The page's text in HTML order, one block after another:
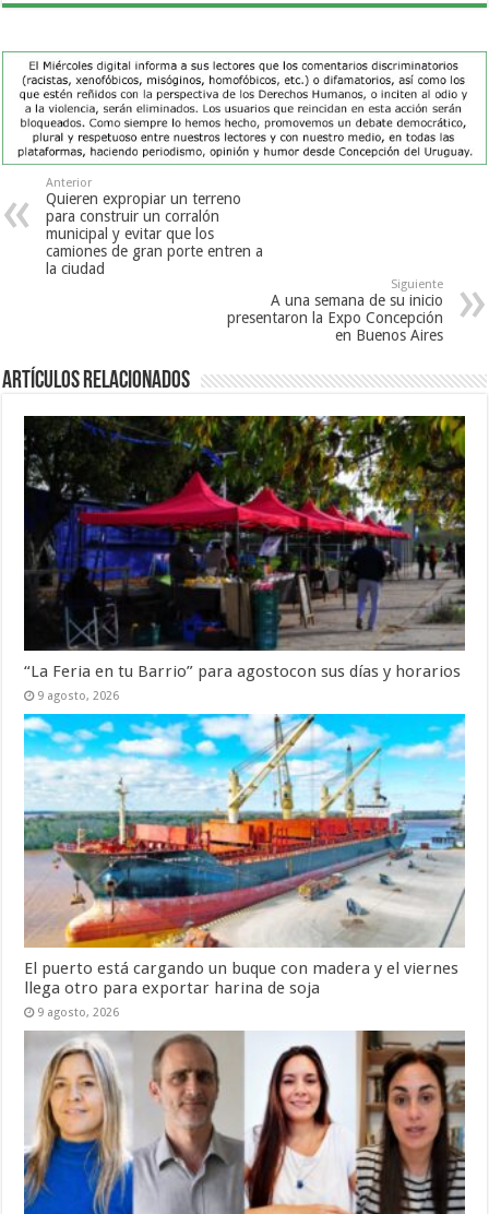
Anterior
Quieren expropiar un terreno
para construir un corralón
municipal y evitar que los
camiones de gran porte entren a
la ciudad
Siguiente
A una semana de su inicio
presentaron la Expo Concepción
en Buenos Aires
Artículos Relacionados
“La Feria en tu Barrio” para agostocon sus días y horarios
9 agosto, 2026
El puerto está cargando un buque con madera y el viernes
llega otro para exportar harina de soja
9 agosto, 2026